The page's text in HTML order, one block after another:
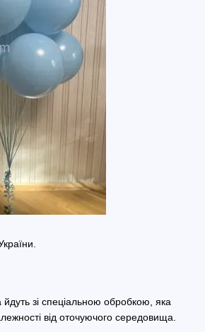
зі спеціальною обробкою, яка
від оточуючого середовища.